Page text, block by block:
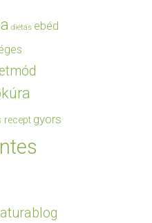
diétás ebéd
recept gyors